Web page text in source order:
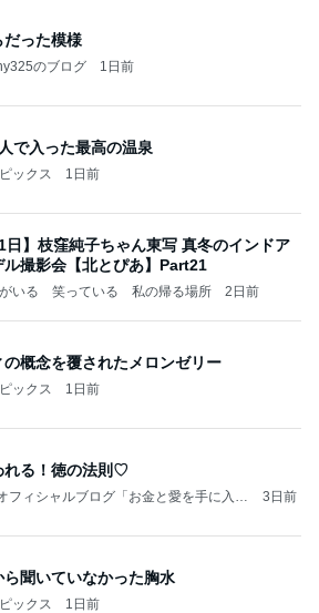
だった模様
のブログ 1日前
で入った最高の温泉
ックス 1日前
日】枝窪純子ちゃん東写 真冬のインドア
ル撮影会【北とぴあ】Part21
いる 笑っている 私の帰る場所 2日前
の概念を覆されたメロンゼリー
ックス 1日前
れる！徳の法則♡
フィシャルブログ「お金と愛を手に入れ
3日前
ら聞いていなかった胸水
ックス 1日前